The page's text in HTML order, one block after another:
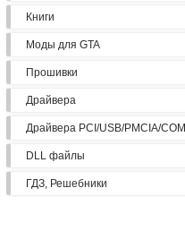
Книги
Моды для GTA
Прошивки
Драйвера
Драйвера PCI/USB/PMCIA/COM
DLL файлы
ГДЗ, Решебники